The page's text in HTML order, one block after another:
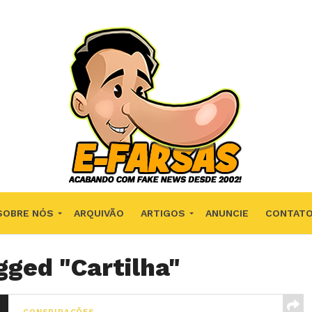
NÓS ARQUIVÃO ARTIGOS ANUNCIE CONTATO
"Cartilha"